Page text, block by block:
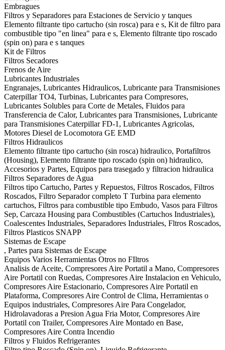
Embragues
Filtros y Separadores para Estaciones de Servicio y tanques
Elemento filtrante tipo cartucho (sin rosca) para e s, Kit de filtro para
combustible tipo "en linea" para e s, Elemento filtrante tipo roscado
(spin on) para e s tanques
Kit de Filtros
Filtros Secadores
Frenos de Aire
Lubricantes Industriales
Engranajes, Lubricantes Hidraulicos, Lubricante para Transmisiones
Caterpillar TO4, Turbinas, Lubricantes para Compresores,
Lubricantes Solubles para Corte de Metales, Fluidos para
Transferencia de Calor, Lubricantes para Transmisiones, Lubricante
para Transmisiones Caterpillar FD-1, Lubricantes Agricolas,
Motores Diesel de Locomotora GE EMD
Filtros Hidraulicos
Elemento filtrante tipo cartucho (sin rosca) hidraulico, Portafiltros
(Housing), Elemento filtrante tipo roscado (spin on) hidraulico,
Accesorios y Partes, Equipos para trasegado y filtracion hidraulica
Filtros Separadores de Agua
Filtros tipo Cartucho, Partes y Repuestos, Filtros Roscados, Filtros
Roscados, Filtro Separador completo T Turbina para elemento
cartuchos, Filtros para combustible tipo Embudo, Vasos para Filtros
Sep, Carcaza Housing para Combustibles (Cartuchos Industriales),
Coalescentes Industriales, Separadores Industriales, Fltros Roscados,
Filtros Plasticos SNAPP
Sistemas de Escape
, Partes para Sistemas de Escape
Equipos Varios Herramientas Otros no FIltros
Analisis de Aceite, Compresores Aire Portatil a Mano, Compresores
Aire Portatil con Ruedas, Compresores Aire Instalacion en Vehiculo,
Compresores Aire Estacionario, Compresores Aire Portatil en
Plataforma, Compresores Aire Control de Clima, Herramientas o
Equipos industriales, Compresores Aire Para Congelador,
Hidrolavadoras a Presion Agua Fria Motor, Compresores Aire
Portatil con Trailer, Compresores Aire Montado en Base,
Compresores Aire Contra Incendio
Filtros y Fluidos Refrigerantes